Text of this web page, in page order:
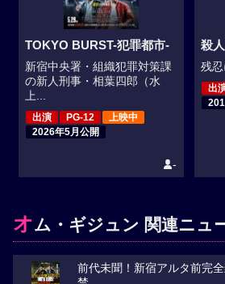
TOKYO BURST-犯罪都市-
新宿中央署・組織犯罪対策課
の新人刑事・相葉四郎（水
上...
出演 PG-12
上映中
2026年5月公開
-
殺
残
出
オ ム・ギジュン 関連ニュ
前代未聞！新宿アルタ前完